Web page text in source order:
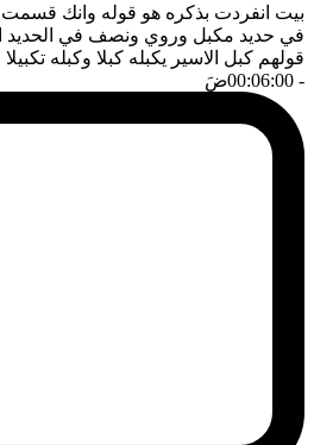
بيت انفردت بذكره هو قوله وانك
في حديد مكبل وروي ونصف في الحديد
قولهم كبل الاسير يكبله كبلا وكبله
- 00:06:00
ضَ